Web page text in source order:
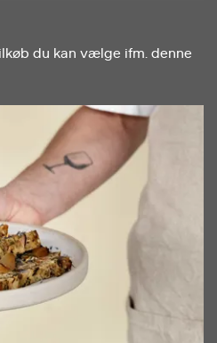
du kan vælge ifm. denne